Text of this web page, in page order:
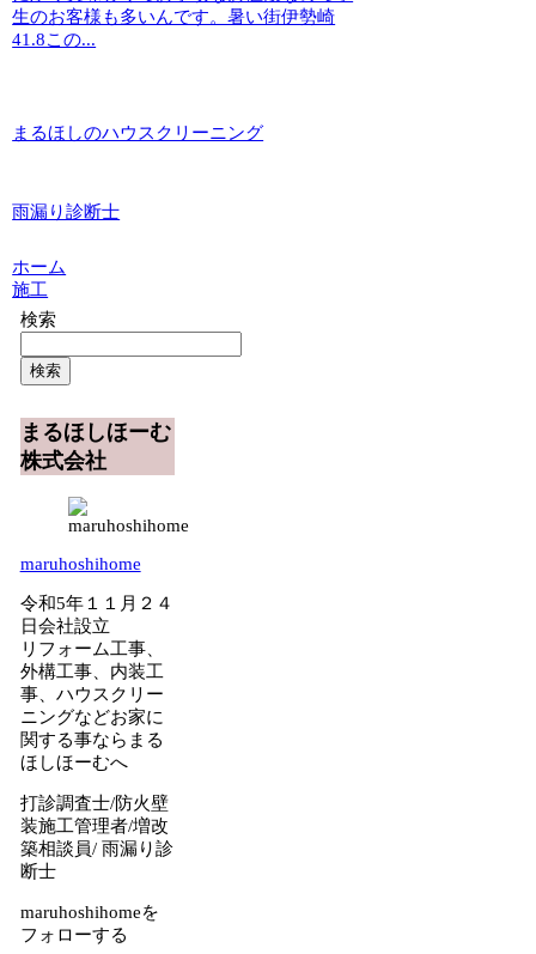
生のお客様も多いんです。暑い街伊勢崎
41.8この...
まるほしのハウスクリーニング
雨漏り診断士
ホーム
施工
検索
検索
まるほしほーむ
株式会社
maruhoshihome
令和5年１１月２４
日会社設立
リフォーム工事、
外構工事、内装工
事、ハウスクリー
ニングなどお家に
関する事ならまる
ほしほーむへ
打診調査士/防火壁
装施工管理者/増改
築相談員/ 雨漏り診
断士
maruhoshihomeを
フォローする